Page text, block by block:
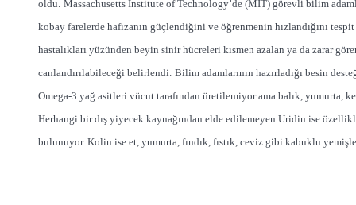
oldu. Massachusetts Institute of Technology’de (MIT) görevli bilim
kobay farelerde hafızanın güçlendiğini ve öğrenmenin hızlandığını
hastalıkları yüzünden beyin sinir hücreleri kısmen azalan ya da zarar
canlandırılabileceği belirlendi. Bilim adamlarının hazırladığı besin
Omega-3 yağ asitleri vücut tarafından üretilemiyor ama balık, yumurta,
Herhangi bir dış yiyecek kaynağından elde edilemeyen Uridin ise
bulunuyor. Kolin ise et, yumurta, fındık, fıstık, ceviz gibi kabuklu